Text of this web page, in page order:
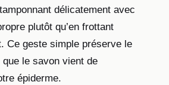
délicatement avec
plutôt qu’en frottant
Ce geste simple préserve le
le savon vient de
épiderme.